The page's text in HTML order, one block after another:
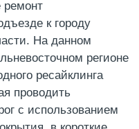
к городу
На данном
регионе
ресайклинга
проводить
с использованием